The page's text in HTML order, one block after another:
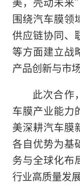
围绕汽车膜领
供应链协同、
等方面建立战
产品创新与市
此次合作
车膜产业能力
美深耕汽车膜
各自优势为基
务与全球化布
行业高质量发